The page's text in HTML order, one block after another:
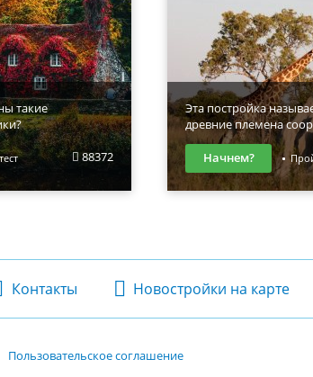
такие
88372
Эта постройка
древние племена
Начнем?
Контакты Новостройки на карте
Пользовательское соглашение